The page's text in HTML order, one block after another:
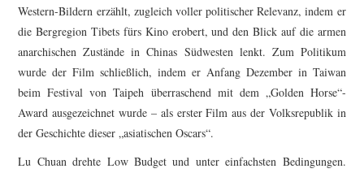
Western-Bildern erzählt, zugleich voller politischer Relevanz, indem er
die Bergregion Tibets fürs Kino erobert, und den Blick auf die armen
anarchischen Zustände in Chinas Südwesten lenkt. Zum Politikum
wurde der Film schließlich, indem er Anfang Dezember in Taiwan
beim Festival von Taipeh überraschend mit dem „Golden Horse“-
Award ausgezeichnet wurde – als erster Film aus der Volksrepublik in
der Geschichte dieser „asiatischen Oscars“.
Lu Chuan drehte Low Budget und unter einfachsten Bedingungen.